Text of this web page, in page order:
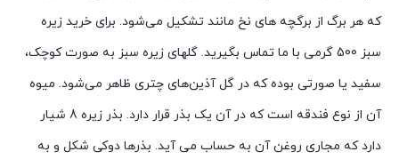
که هر برگ از برگچه های نخ مانند تشکیل می‌شود. برای خرید زیره
سبز 500 گرمی با ما تماس بگیرید. گلهای زیره سبز به صورت کوچک،
سفید یا صورتی بوده که در گل‌ آذین‌های چتری ظاهر می‌شود. میوه
آن از نوع فندقه است که در آن یک بذر قرار دارد. بذر زیره 8 شیار
دارد که مجاری روغن آن به حساب می آید. بذرها دوکی شکل و به